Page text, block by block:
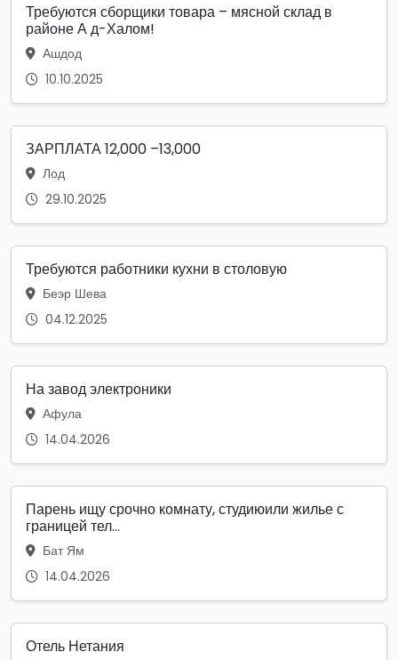
Требуются сборщики товара – мясной склад в
районе А д-Халом!
Ашдод
10.10.2025
ЗАРПЛАТА 12,000 –13,000
Лод
29.10.2025
Требуются работники кухни в столовую
Беэр Шева
04.12.2025
На завод электроники
Афула
14.04.2026
Парень ищу срочно комнату, студиюили жилье с
границей тел...
Бат Ям
14.04.2026
Отель Нетания